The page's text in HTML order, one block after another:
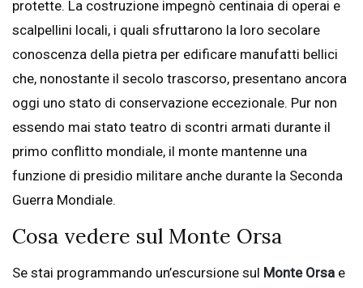
protette. La costruzione impegnò centinaia di operai e
scalpellini locali, i quali sfruttarono la loro secolare
conoscenza della pietra per edificare manufatti bellici
che, nonostante il secolo trascorso, presentano ancora
oggi uno stato di conservazione eccezionale. Pur non
essendo mai stato teatro di scontri armati durante il
primo conflitto mondiale, il monte mantenne una
funzione di presidio militare anche durante la Seconda
Guerra Mondiale.
Cosa vedere sul Monte Orsa
Se stai programmando un’escursione sul Monte Orsa e